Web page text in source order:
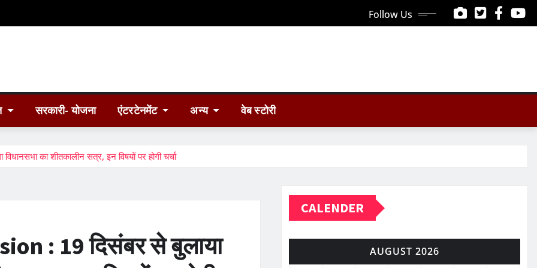
Follow Us
सरकारी- योजना एंटरटेनमेंट अन्य वेब स्टोरी
का शीतकालीन सत्र, इन विषयों पर होगी चर्चा
: 19 दिसंबर से बुलाया
CALENDER
AUGUST 2026